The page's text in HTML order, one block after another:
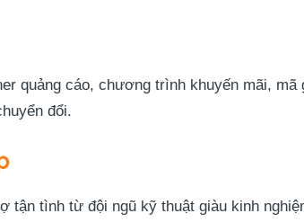
quảng cáo, chương trình khuyến mãi, mã
đổi.
tận tình từ đội ngũ kỹ thuật giàu kinh